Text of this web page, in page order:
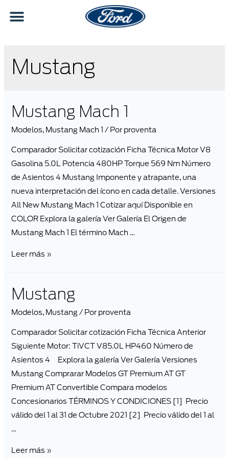
Mustang
Mustang Mach 1
Modelos, Mustang Mach 1 / Por proventa
Comparador Solicitar cotización Ficha Técnica Motor V8
Gasolina 5.0L Potencia 480HP Torque 569 Nm Número
de Asientos 4 Mustang Imponente y atrapante, una
nueva interpretación del ícono en cada detalle. Versiones
All New Mustang Mach 1 Cotizar aquí Disponible en
COLOR Explora la galería Ver Galería El Origen de
Mustang Mach 1 El término Mach …
Leer más »
Mustang
Modelos, Mustang / Por proventa
Comparador Solicitar cotización Ficha Técnica Anterior
Siguiente Motor: TiVCT V85.0L HP460 Número de
Asientos 4 Explora la galería Ver Galería Versiones
Mustang Comprarar Modelos GT Premium AT GT
Premium AT Convertible Compara modelos
Concesionarios TÉRMINOS Y CONDICIONES [1] Precio
válido del 1 al 31 de Octubre 2021 [2] Precio válido del 1 al
…
Leer más »